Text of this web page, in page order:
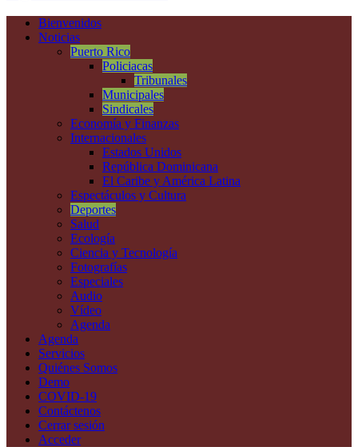
Bienvenidos
Noticias
Puerto Rico
Policiacas
Tribunales
Municipales
Sindicales
Economía y Finanzas
Internacionales
Estados Unidos
República Dominicana
El Caribe y América Latina
Espectáculos y Cultura
Deportes
Salud
Ecología
Ciencia y Tecnología
Fotografías
Especiales
Audio
Vídeo
Agenda
Agenda
Servicios
Quiénes Somos
Demo
COVID-19
Contáctenos
Cerrar sesión
Acceder